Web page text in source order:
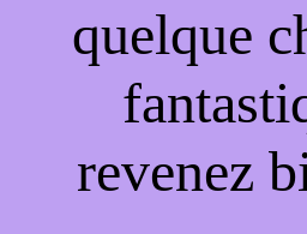
quelque
revenez